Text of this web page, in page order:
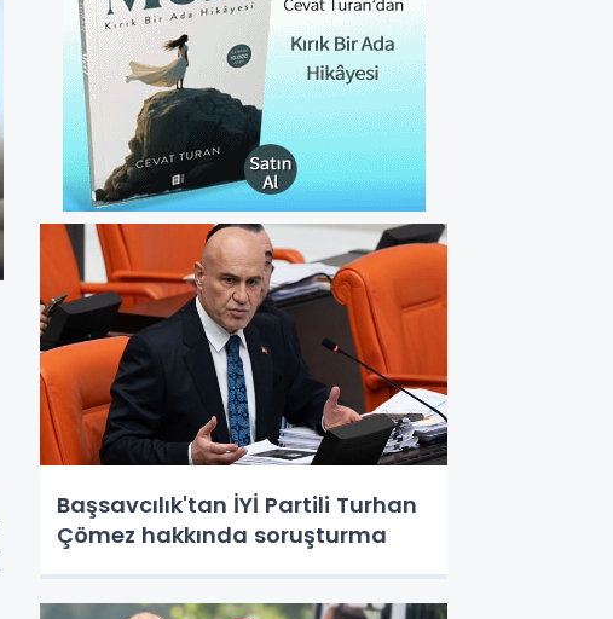
Başsavcılık'tan İYİ Partili Turhan
Çömez hakkında soruşturma